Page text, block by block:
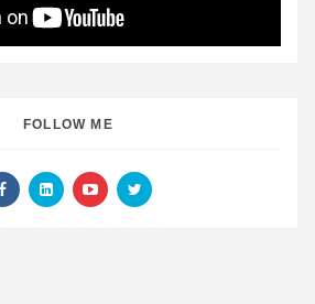
FOLLOW ME